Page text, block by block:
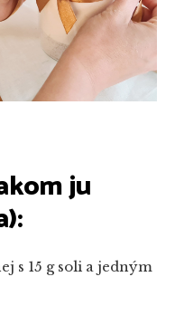
ju
s 15 g soli a jedným